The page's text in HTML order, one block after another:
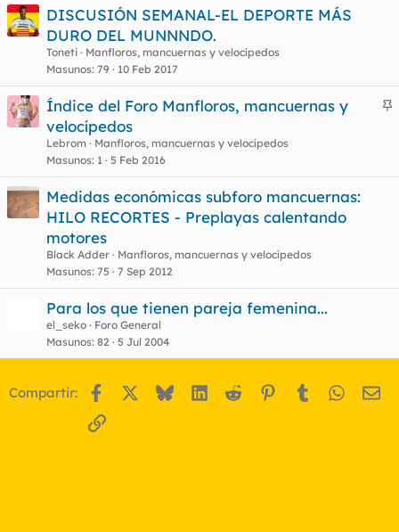
DISCUSIÓN SEMANAL-EL DEPORTE MÁS
DURO DEL MUNNNDO.
Toneti
Manfloros, mancuernas y velocípedos
Masunos 79 10 Feb 2017
a
Índice del Foro Manfloros, mancuernas y
velocípedos
Lebrom
Manfloros, mancuernas y velocípedos
Masunos 1 5 Feb 2016
Medidas económicas subforo mancuernas:
HILO RECORTES - Preplayas calentando
motores
Black Adder
Manfloros, mancuernas y velocípedos
Masunos 75 7 Sep 2012
Para los que tienen pareja femenina...
el_seko
Foro General
Masunos 82 5 Jul 2004
Compartir: Facebook BlueskyLinkedIn
Reddit Pinterest
Tumblr
Enlace